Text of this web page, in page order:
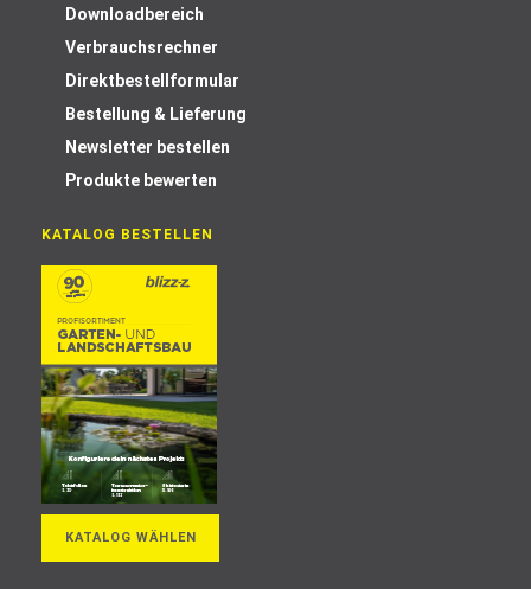
Downloadbereich
Verbrauchsrechner
Direktbestellformular
Bestellung & Lieferung
Newsletter bestellen
Produkte bewerten
KATALOG BESTELLEN
KATALOG WÄHLEN